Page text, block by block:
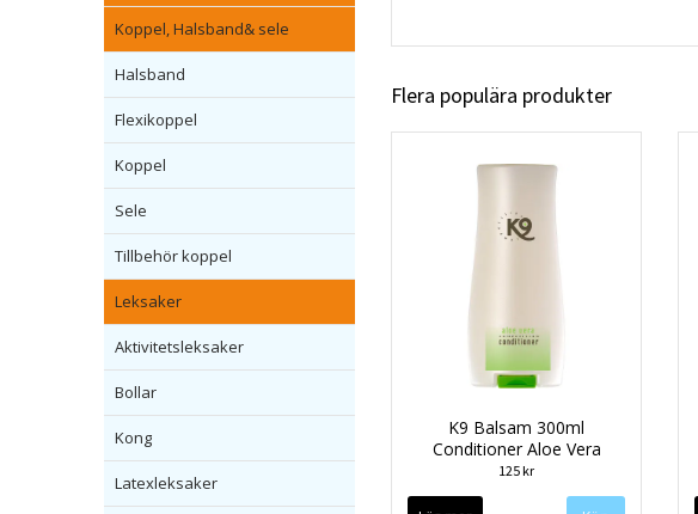
Koppel, Halsband& sele
Halsband
Flexikoppel
Koppel
Sele
Tillbehör koppel
Leksaker
Aktivitetsleksaker
Bollar
Kong
Latexleksaker
Flera populära produkter
K9 Balsam 300ml
Conditioner Aloe Vera
125 kr